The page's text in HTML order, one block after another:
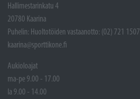
Hallimestarinkatu 4
20780 Kaarina
Puhelin: Huoltotöiden vastaanotto: (02) 721 1507
kaarina@sporttikone.fi
Aukioloajat
ma-pe 9.00 - 17.00
la 9.00 - 14.00